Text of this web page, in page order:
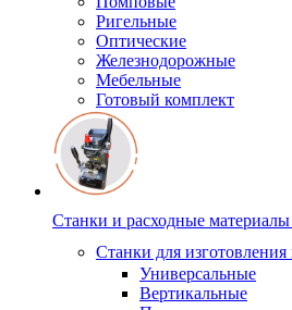
Ригельные
Оптические
Железнодорожные
Мебельные
Готовый комплект
Станки и расходные материалы
Станки для
Универсальные
Вертикальные